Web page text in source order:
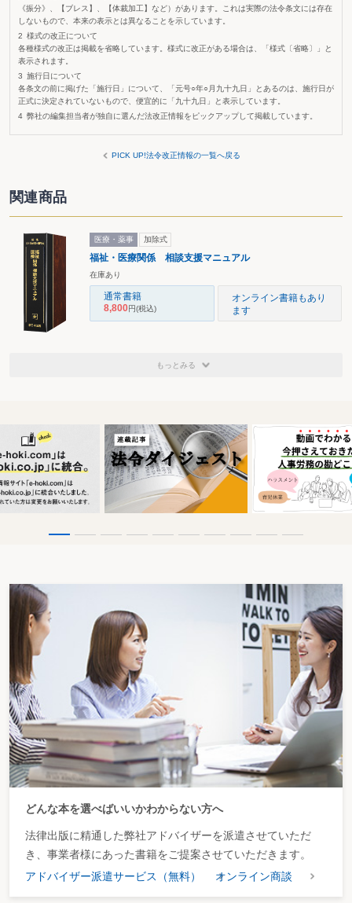
《振分》、【ブレス】、【体裁加工】など）があります。これは実際の法令条文には存在
しないもので、本来の表示とは異なることを示しています。
様式の改正について
各種様式の改正は掲載を省略しています。様式に改正がある場合は、「様式〔省略〕」と
表示されます。
施行日について
各条文の前に掲げた「施行日」について、「元号○年○月九十九日」とあるのは、施行日が
正式に決定されていないもので、便宜的に「九十九日」と表示しています。
弊社の編集担当者が独自に選んだ法改正情報をピックアップして掲載しています。
PICK UP!法令改正情報の一覧へ戻る
関連商品
医療・薬事 加除式
福祉・医療関係 相談支援マニュアル
在庫あり
通常書籍
8,800円(税込)
オンライン書籍もあり
ます
もっとみる
どんな本を選べばいいかわからない方へ
法律出版に精通した弊社アドバイザーを派遣させていただ
き、事業者様にあった書籍をご提案させていただきます。
アドバイザー派遣サービス（無料）
オンライン商談